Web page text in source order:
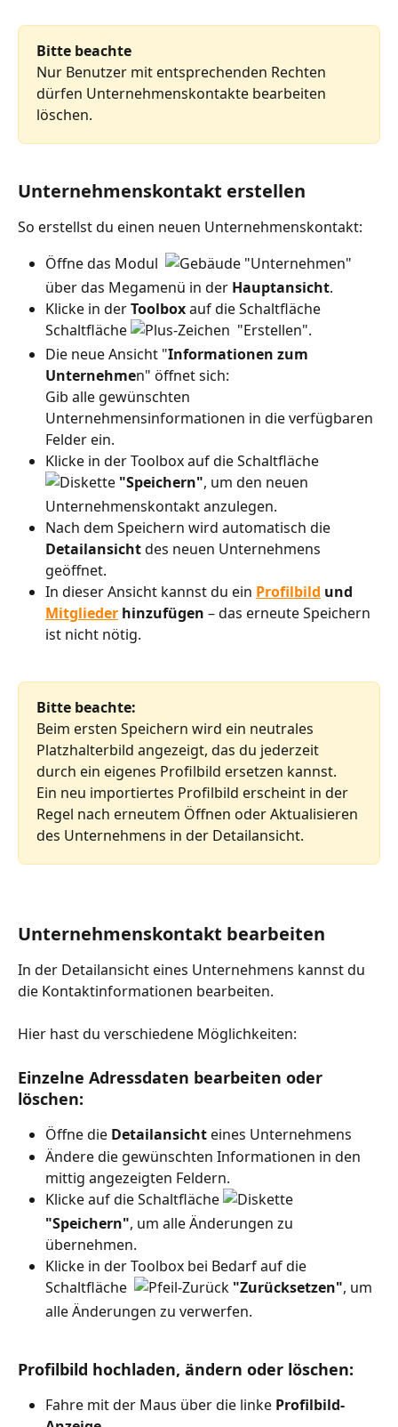
Bitte beachte
Nur Benutzer mit entsprechenden Rechten
dürfen Unternehmenskontakte bearbeiten
löschen.
Unternehmenskontakt erstellen
So erstellst du einen neuen Unternehmenskontakt:
Öffne das Modul
"Unternehmen"
über das Megamenü in der Hauptansicht.
Klicke in der Toolbox auf die Schaltfläche
Schaltfläche
  "Erstellen".
Die neue Ansicht "Informationen zum
Unternehmen" öffnet sich:
Gib alle gewünschten
Unternehmensinformationen in die verfügbaren
Felder ein.
Klicke in der Toolbox auf die Schaltfläche
"Speichern", um den neuen
Unternehmenskontakt anzulegen.
Nach dem Speichern wird automatisch die
Detailansicht des neuen Unternehmens
geöffnet.
In dieser Ansicht kannst du ein Profilbild und
Mitglieder hinzufügen – das erneute Speichern
ist nicht nötig.
Bitte beachte:
Beim ersten Speichern wird ein neutrales
Platzhalterbild angezeigt, das du jederzeit
durch ein eigenes Profilbild ersetzen kannst.
Ein neu importiertes Profilbild erscheint in der
Regel nach erneutem Öffnen oder Aktualisieren
des Unternehmens in der Detailansicht.
Unternehmenskontakt bearbeiten
In der Detailansicht eines Unternehmens kannst du
die Kontaktinformationen bearbeiten.
Hier hast du verschiedene Möglichkeiten:
Einzelne Adressdaten bearbeiten oder
löschen:
Öffne die Detailansicht eines Unternehmens
Ändere die gewünschten Informationen in den
mittig angezeigten Feldern.
Klicke auf die Schaltfläche
"Speichern", um alle Änderungen zu
übernehmen.
Klicke in der Toolbox bei Bedarf auf die
Schaltfläche
"Zurücksetzen", um
alle Änderungen zu verwerfen.
Profilbild hochladen, ändern oder löschen:
Fahre mit der Maus über die linke Profilbild-